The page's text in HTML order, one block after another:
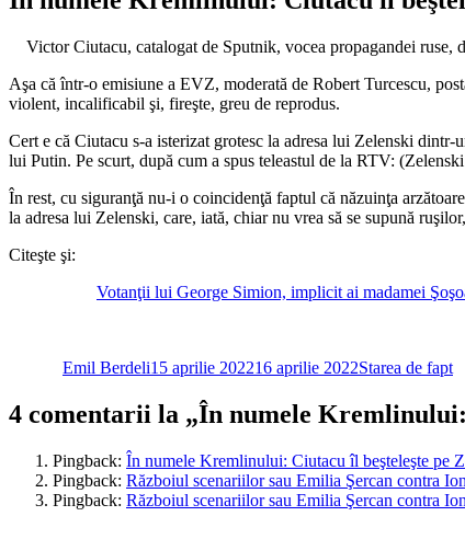
Victor Ciutacu, catalogat de Sputnik, vocea propagandei ruse,
Aşa că într-o emisiune a EVZ, moderată de Robert Turcescu,
violent, incalificabil şi, fireşte, greu de reprodus.
Cert e că Ciutacu s-a isterizat grotesc la adresa lui Zelenski
lui Putin. Pe scurt, după cum a spus teleastul de la RTV:
În rest, cu siguranţă nu-i o coincidenţă faptul că năzuinţa
la adresa lui Zelenski, care, iată, chiar nu vrea să se supună
Citeşte şi:
Votanţii lui George Simion, implicit ai madamei
Emil Berdeli15 aprilie 202216 aprilie 2022Starea de fapt
4 comentarii la „În numele
Pingback: În numele Kremlinului: Ciutacu îl beşteleşte pe
Pingback: Războiul scenariilor sau Emilia Şercan contra
Pingback: Războiul scenariilor sau Emilia Şercan contra